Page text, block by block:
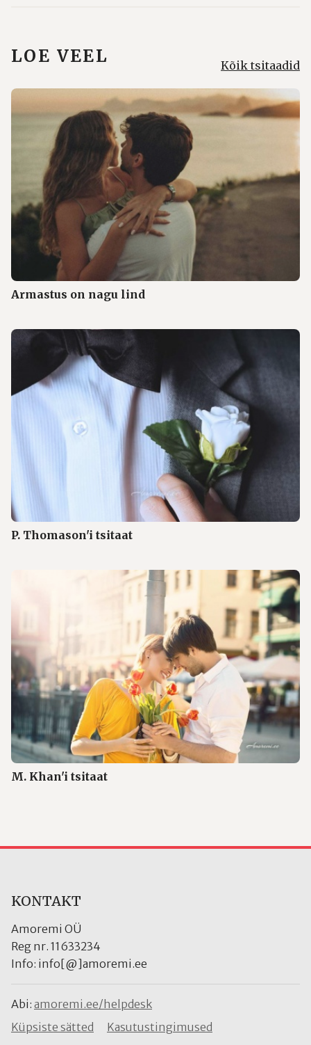
Kõik tsitaadid
LOE VEEL
Armastus on nagu lind
P. Thomason'i tsitaat
M. Khan'i tsitaat
KONTAKT
Amoremi OÜ
Reg nr. 11633234
Info: info[@]amoremi.ee
Abi: amoremi.ee/helpdesk
Küpsiste sätted
Kasutustingimused